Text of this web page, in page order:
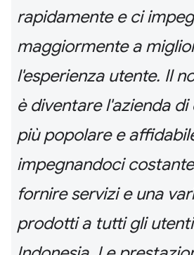
rapidamente e ci
maggiormente a
l'esperienza utente. Il
è diventare l'azienda
più popolare e
impegnandoci
fornire servizi e una
prodotti a tutti gli